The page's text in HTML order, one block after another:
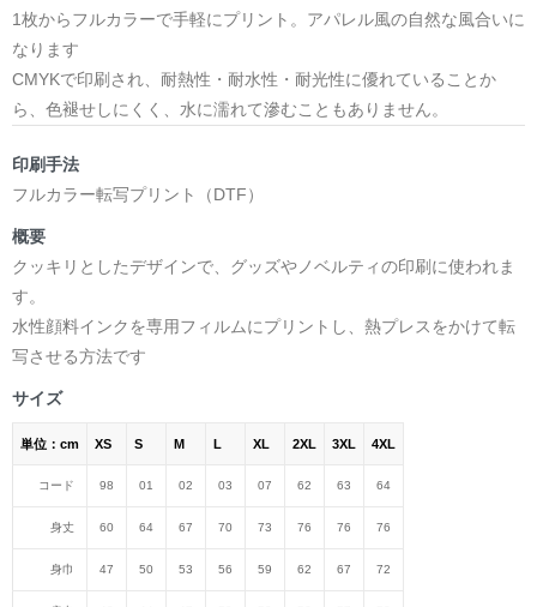
1枚からフルカラーで手軽にプリント。アパレル風の自然な風合いに
なります
CMYKで印刷され、耐熱性・耐水性・耐光性に優れていることか
ら、色褪せしにくく、水に濡れて滲むこともありません。
印刷手法
フルカラー転写プリント（DTF）
概要
クッキリとしたデザインで、グッズやノベルティの印刷に使われま
す。
水性顔料インクを専用フィルムにプリントし、熱プレスをかけて転
写させる方法です
サイズ
単位：cm XS S M L XL 2XL 3XL 4XL
コード 98 01 02 03 07 62 63 64
身丈 60 64 67 70 73 76 76 76
身巾 47 50 53 56 59 62 67 72